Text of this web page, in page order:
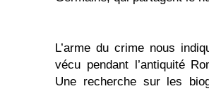
L’arme du crime nous
vécu pendant l’antiquité
Une recherche sur les